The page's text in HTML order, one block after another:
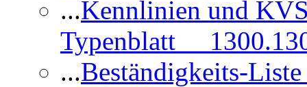
...Kennlinien und
Typenblatt
...Beständigkeits-